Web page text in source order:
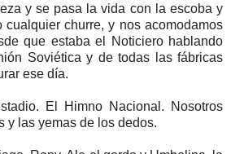
y se pasa la vida con la escoba y
cualquier churre, y nos acomodamos
que estaba el Noticiero hablando
Soviética y de todas las fábricas
ese día.
El Himno Nacional. Nosotros
y las yemas de los dedos.